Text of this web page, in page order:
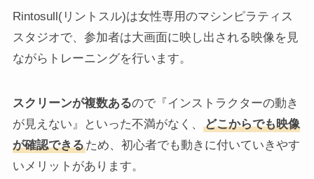
Rintosull(リントスル)は女性専用のマシンピラティス
スタジオで、参加者は大画面に映し出される映像を見
ながらトレーニングを行います。
スクリーンが複数あるので『インストラクターの動き
が見えない』といった不満がなく、
どこからでも映像
が確認できるため、初心者でも動きに付いていきやす
いメリットがあります。